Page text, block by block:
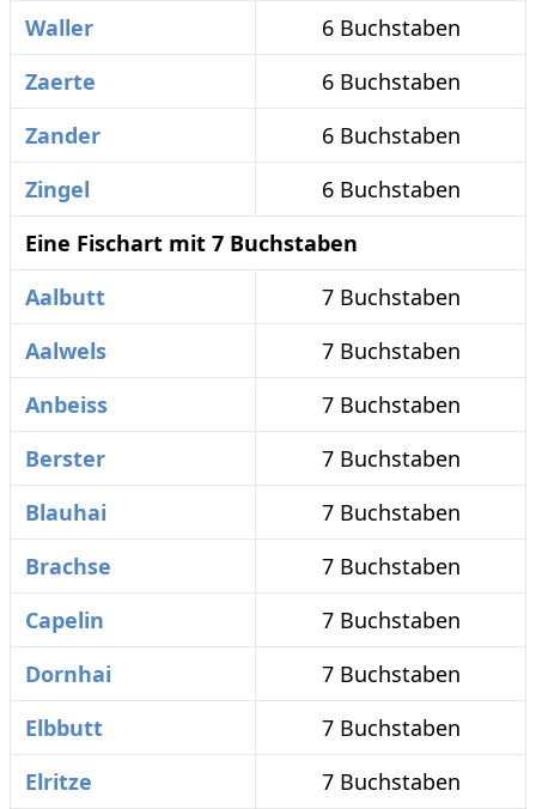
Waller
6 Buchstaben
Zaerte
6 Buchstaben
Zander
6 Buchstaben
Zingel
6 Buchstaben
Eine Fischart mit 7 Buchstaben
Aalbutt
7 Buchstaben
Aalwels
7 Buchstaben
Anbeiss
7 Buchstaben
Berster
7 Buchstaben
Blauhai
7 Buchstaben
Brachse
7 Buchstaben
Capelin
7 Buchstaben
Dornhai
7 Buchstaben
Elbbutt
7 Buchstaben
Elritze
7 Buchstaben